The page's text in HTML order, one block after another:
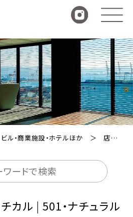
ビル・商業施設・ホテルほか 店舗 | ウッドバーチカル | 501・ナチュラル
カル | 501・ナチュラル